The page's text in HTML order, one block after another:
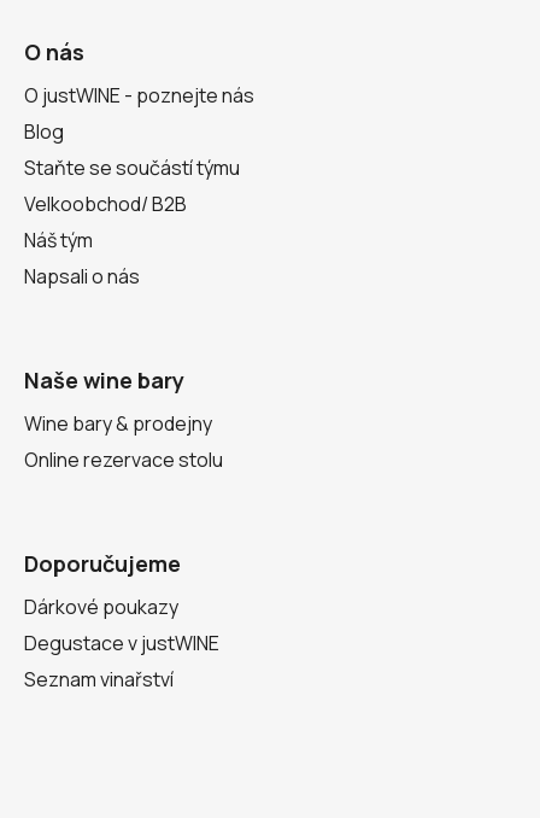
O nás
O justWINE - poznejte nás
Blog
Staňte se součástí týmu
Velkoobchod/ B2B
Náš tým
Napsali o nás
Naše wine bary
Wine bary & prodejny
Online rezervace stolu
Doporučujeme
Dárkové poukazy
Degustace v justWINE
Seznam vinařství